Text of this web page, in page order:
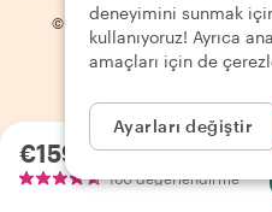
€159.00kişi başı
160 değerlendirme
© 2026 Withlocals.com | Gizlilik
deneyimini sunmak
kullanıyoruz! Ayrıca
amaçları için de
Ayarları değiştir